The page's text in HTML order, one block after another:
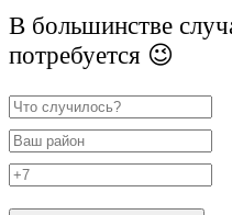
В большинстве
потребуется 😉